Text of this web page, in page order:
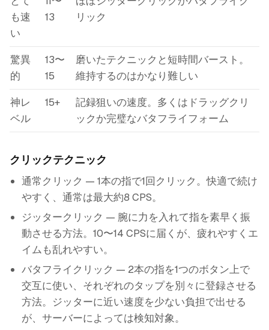
も速
い
13
リック
驚異
的
13〜
15
磨いたテクニックと短時間バースト。
維持するのはかなり難しい
神レ
ベル
15+
記録狙いの速度。多くはドラッグクリ
ックか完璧なバタフライフォーム
クリックテクニック
通常クリック — 1本の指で1回クリック。快適で続け
やすく、通常は最大約8 CPS。
ジッタークリック — 腕に力を入れて指を素早く振
動させる方法。10〜14 CPSに届くが、疲れやすくエ
イムも乱れやすい。
バタフライクリック — 2本の指を1つのボタン上で
交互に使い、それぞれのタップを別々に登録させる
方法。ジッターに近い速度を少ない負担で出せる
が、サーバーによっては検知対象。